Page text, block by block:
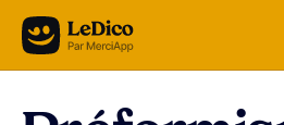
Aller au contenu